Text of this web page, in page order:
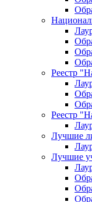
Реестр
Реестр
Лучшие
Лучшие